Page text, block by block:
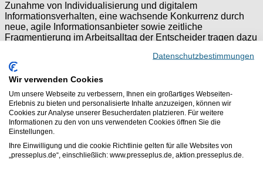
Zunahme von Individualisierung und digitalem
Informationsverhalten, eine wachsende Konkurrenz durch
neue, agile Informationsanbieter sowie zeitliche
Fragmentierung im Arbeitsalltag der Entscheider tragen dazu
Fazit: Alarmzeichen und Chancen zugleich
Die Ergebnisse der LAE 2025 sind ein Weckruf für die
Branche. Reichweitenverluste bei fast allen Marken,
sinkende Printnutzung und rückläufige digitale Reichweiten
unter Entscheidern zeigen deutlich: Medien müssen neue
Wege finden, um diese attraktive, aber anspruchsvolle
Zielgruppe zu erreichen.
Datenschutzbestimmungen
Wir verwenden Cookies
Um unsere Webseite zu verbessern, Ihnen ein großartiges Webseiten-
Erlebnis zu bieten und personalisierte Inhalte anzuzeigen, können wir
Cookies zur Analyse unserer Besucherdaten platzieren. Für weitere
Informationen zu den von uns verwendeten Cookies öffnen Sie die
Einstellungen.
Ihre Einwilligung und die cookie Richtlinie gelten für alle Websites von
„presseplus.de“, einschließlich: www.presseplus.de, aktion.presseplus.de.